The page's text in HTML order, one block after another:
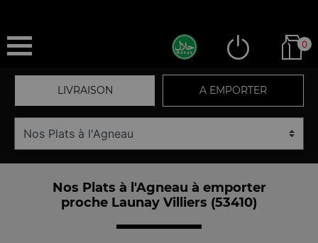
0
LIVRAISON A EMPORTER
Nos Plats à l'Agneau à emporter
proche Launay Villiers (53410)